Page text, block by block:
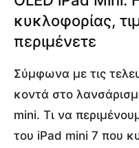
κυκλοφορίας,
περιμένετε
Σύμφωνα με τις
κοντά στο
mini. Τι να
του iPad mini 7 που